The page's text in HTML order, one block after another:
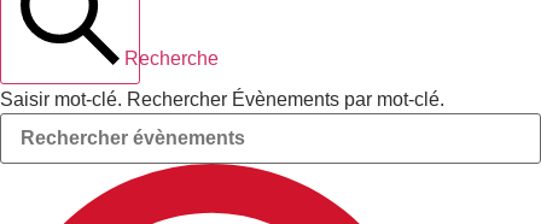
Recherche
Saisir mot-clé. Rechercher Évènements par mot-clé.